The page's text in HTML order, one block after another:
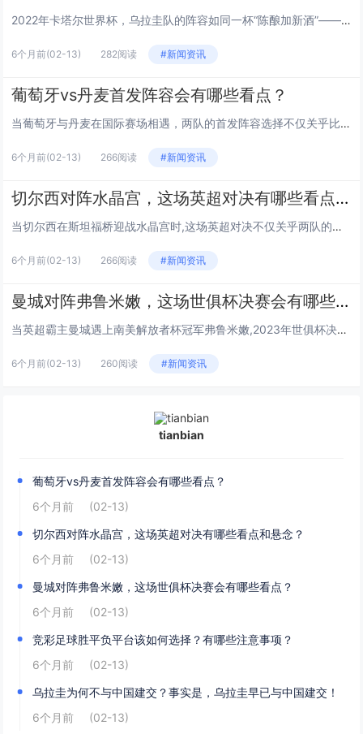
2022年卡塔尔世界杯，乌拉圭队的阵容如同一杯“陈酿加新酒”——既有苏亚雷斯、卡瓦尼、戈丁等老炮的醇厚经验，又有巴尔韦德...
6个月前(02-13) 282阅读 #新闻资讯
葡萄牙vs丹麦首发阵容会有哪些看点？
当葡萄牙与丹麦在国际赛场相遇，两队的首发阵容选择不仅关乎比赛结果，更能从排兵布阵中窥见教练的战术意图、核心球员的状态走向...
6个月前(02-13) 266阅读 #新闻资讯
切尔西对阵水晶宫，这场英超对决有哪些看点和悬念？
当切尔西在斯坦福桥迎战水晶宫时,这场英超对决不仅关乎两队的联赛排名，更藏着不少值得关注的看点和悬念，接下来我们从多个角度...
6个月前(02-13) 266阅读 #新闻资讯
曼城对阵弗鲁米嫩，这场世俱杯决赛会有哪些看点？
当英超霸主曼城遇上南美解放者杯冠军弗鲁米嫩,2023年世俱杯决赛的火花一触即发，作为欧冠新王的曼城首次踏上世俱杯赛场，而...
6个月前(02-13) 260阅读 #新闻资讯
tianbian
葡萄牙vs丹麦首发阵容会有哪些看点？
6个月前
(02-13)
切尔西对阵水晶宫，这场英超对决有哪些看点和悬念？
6个月前
(02-13)
曼城对阵弗鲁米嫩，这场世俱杯决赛会有哪些看点？
6个月前
(02-13)
竞彩足球胜平负平台该如何选择？有哪些注意事项？
6个月前
(02-13)
乌拉圭为何不与中国建交？事实是，乌拉圭早已与中国建交！
6个月前
(02-13)